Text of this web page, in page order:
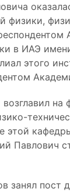
физики,
в ИАЭ
этого
этой
Павлович
занял